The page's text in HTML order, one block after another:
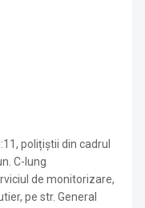
polițiștii din cadrul
C-lung
de monitorizare,
pe str. General